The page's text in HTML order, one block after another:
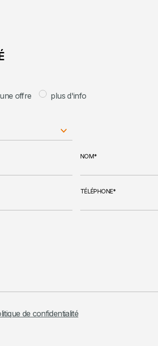
offre plus d'info
NOM
TÉLÉPHONE
de confidentialité